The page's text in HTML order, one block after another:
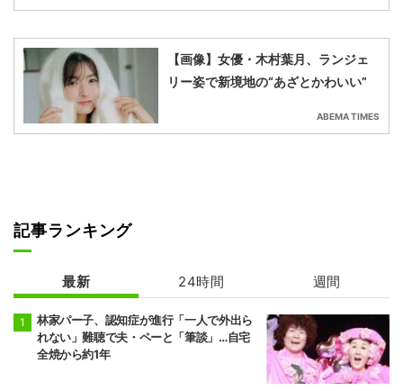
【画像】女優・木村葉月、ランジェ
リー姿で新境地の“あざとかわいい”
ABEMA TIMES
記事ランキング
最新 24時間 週間
林家パー子、認知症が進行「一人で外出ら
れない」難聴で夫・ペーと「筆談」…自宅
全焼から約1年